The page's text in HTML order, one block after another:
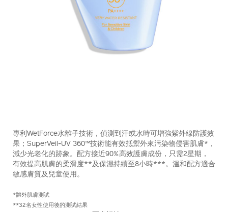
pa%2B%2B%2B%2B-
10121998201_hk.html
編
號：
10121998201_hk
專利WetForce水離子技術，偵測到汗或水時可增強紫外線防護效
果；SuperVeil-UV 360™技術能有效抵禦外來污染物侵害肌膚*，
減少光老化的跡象。配方接近90%高效護膚成份，只需2星期，
有效提高肌膚的柔滑度**及保濕持續至8小時***。溫和配方適合
敏感膚質及兒童使用。
*體外肌膚測試
**32名女性使用後的測試結果